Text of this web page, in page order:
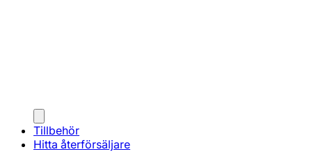
Tillbehör
Hitta återförsäljare